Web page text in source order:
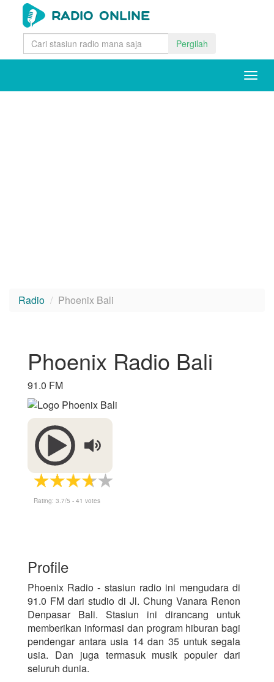
Pergilah
Radio Phoenix Bali
Phoenix Radio Bali
91.0 FM
Rating: 3.7/5 - 41 votes
Profile
Phoenix Radio - stasiun radio ini mengudara di
91.0 FM dari studio di Jl. Chung Vanara Renon
Denpasar Bali. Stasiun ini dirancang untuk
memberikan informasi dan program hiburan bagi
pendengar antara usia 14 dan 35 untuk segala
usia. Dan juga termasuk musik populer dari
seluruh dunia.